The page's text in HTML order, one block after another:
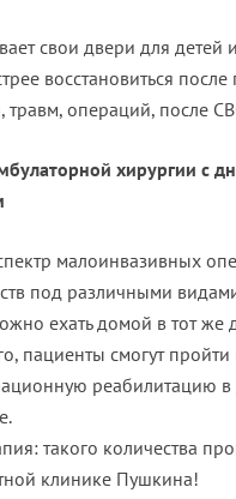
свои двери для детей
восстановиться
травм, операций, после
хирургии с
малоинвазивных
под различными
ехать домой в тот же
пациенты смогут
реабилитацию
такого количества
клинике Пушкина!